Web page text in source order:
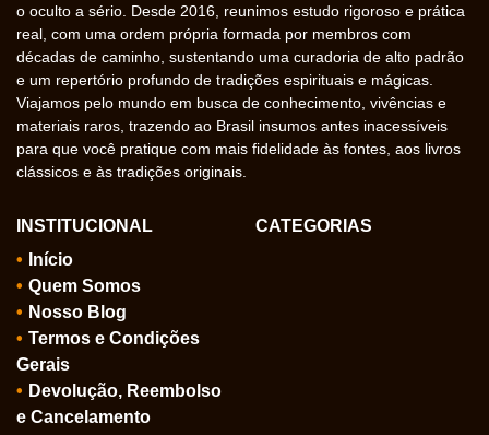
o oculto a sério. Desde 2016, reunimos estudo rigoroso e prática
real, com uma ordem própria formada por membros com
décadas de caminho, sustentando uma curadoria de alto padrão
e um repertório profundo de tradições espirituais e mágicas.
Viajamos pelo mundo em busca de conhecimento, vivências e
materiais raros, trazendo ao Brasil insumos antes inacessíveis
para que você pratique com mais fidelidade às fontes, aos livros
clássicos e às tradições originais.
INSTITUCIONAL
Início
Quem Somos
Nosso Blog
Termos e Condições
Gerais
Devolução, Reembolso
e Cancelamento
CATEGORIAS